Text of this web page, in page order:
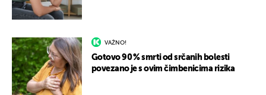
VAŽNO!
Gotovo 90 % smrti od srčanih bolesti
povezano je s ovim čimbenicima rizika